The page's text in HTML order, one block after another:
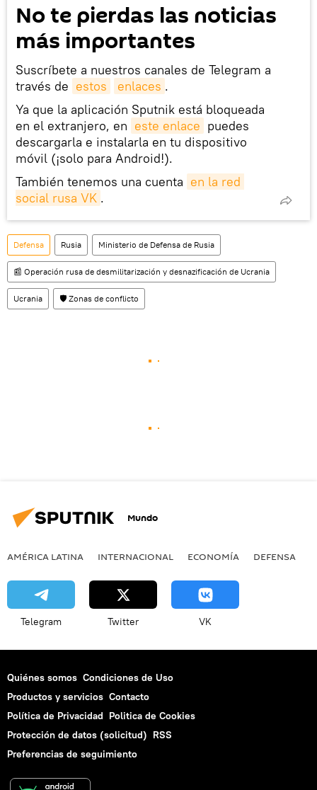
No te pierdas las noticias
más importantes
Suscríbete a nuestros canales de Telegram a
través de estos enlaces .
Ya que la aplicación Sputnik está bloqueada
en el extranjero, en este enlace puedes
descargarla e instalarla en tu dispositivo
móvil (¡solo para Android!).
También tenemos una cuenta en la red
social rusa VK .
Defensa Rusia Ministerio de Defensa de Rusia
📰 Operación rusa de desmilitarización y desnazificación de Ucrania
Ucrania 🛡️ Zonas de conflicto
Mundo
AMÉRICA LATINA INTERNACIONAL ECONOMÍA DEFENSA
Telegram Twitter VK
Quiénes somos Condiciones de Uso
Productos y servicios Contacto
Política de Privacidad Politica de Cookies
Protección de datos (solicitud) RSS
Preferencias de seguimiento